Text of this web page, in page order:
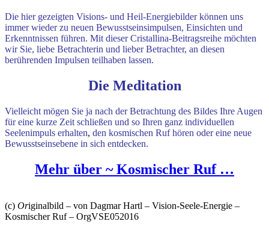
Die hier gezeigten Visions- und Heil-Energiebilder können uns
immer wieder zu neuen Bewusstseinsimpulsen, Einsichten und
Erkenntnissen führen. Mit dieser Cristallina-Beitragsreihe möchten
wir Sie, liebe Betrachterin und lieber Betrachter, an diesen
berührenden Impulsen teilhaben lassen.
Die Meditation
Vielleicht mögen Sie ja nach der Betrachtung des Bildes Ihre Augen
für eine kurze Zeit schließen und so Ihren ganz individuellen
Seelenimpuls erhalten, den kosmischen Ruf hören oder eine neue
Bewusstseinsebene in sich entdecken.
Mehr über ~ Kosmischer Ruf …
(c) Originalbild – von Dagmar Hartl – Vision-Seele-Energie –
Kosmischer Ruf – OrgVSE052016